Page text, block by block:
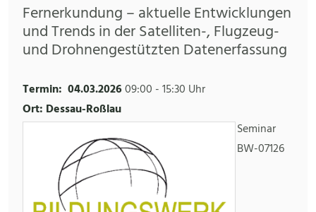
Fernerkundung – aktuelle Entwicklungen
und Trends in der Satelliten-, Flugzeug-
und Drohnengestützten Datenerfassung
Termin: 04.03.202609:00 -15:30 Uhr
Ort: Dessau-Roßlau
Seminar
BW-07126